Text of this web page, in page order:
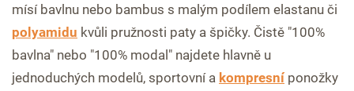
mísí bavlnu nebo bambus s malým podílem elastanu či
polyamidu kvůli pružnosti paty a špičky. Čistě "100%
bavlna" nebo "100% modal" najdete hlavně u
jednoduchých modelů, sportovní a kompresní ponožky